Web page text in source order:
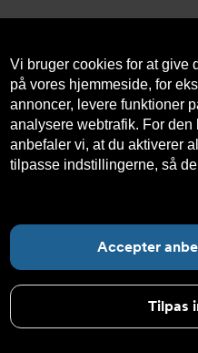
Vi bruger cookies for at give
på vores hjemmeside, for
annoncer, levere funktioner
analysere webtrafik. For
anbefaler vi, at du aktiverer
tilpasse indstillingerne, så
Accepter
Tilpas
Bæredygtighed
Kontakt
os